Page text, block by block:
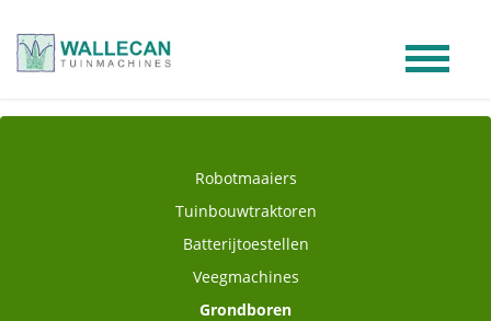
Robotmaaiers
Tuinbouwtraktoren
Batterijtoestellen
Veegmachines
Grondboren